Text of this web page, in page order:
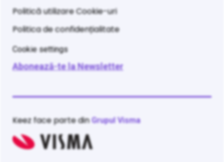
Politică utilizare Cookie-uri
Politica de confidențialitate
Cookie settings
Abonează-te la Newsletter
Keez face parte dinGrupul Visma